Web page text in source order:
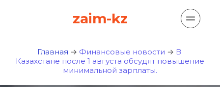
zaim-kz
Главная → Финансовые новости → В
Казахстане после 1 августа обсудят повышение
минимальной зарплаты.